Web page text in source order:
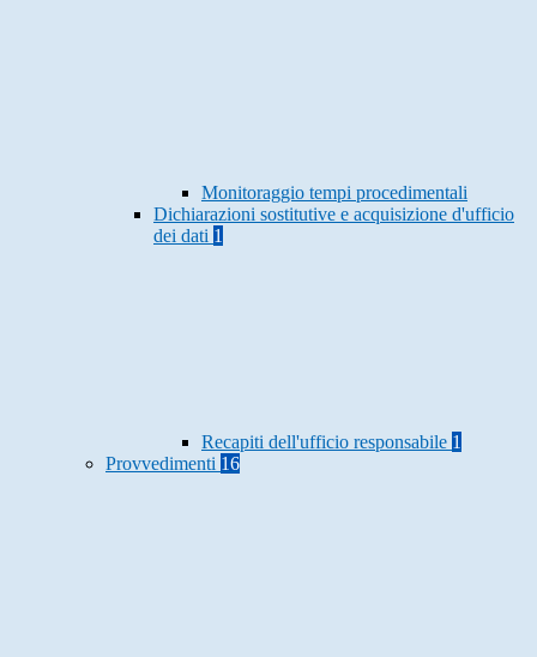
Monitoraggio tempi procedimentali
Dichiarazioni sostitutive e acquisizione d'ufficio
dei dati 1
Recapiti dell'ufficio responsabile 1
Provvedimenti 16